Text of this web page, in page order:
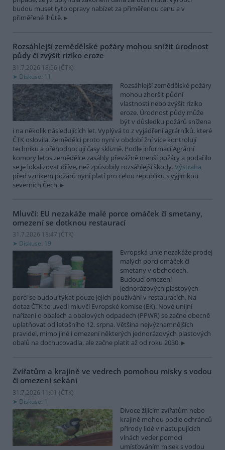
budou muset tyto opravy nabízet za přiměřenou cenu a v
přiměřené lhůtě.
Rozsáhlejší zemědělské požáry mohou snížit úrodnost
půdy či zvýšit riziko eroze
31.7.2026 18:56 (ČTK)
Diskuse: 11
Rozsáhlejší zemědělské požáry
mohou zhoršit půdní
vlastnosti nebo zvýšit riziko
eroze. Úrodnost půdy může
být v důsledku požárů snížena
i na několik následujících let. Vyplývá to z vyjádření agrárníků, které
ČTK oslovila. Zemědělci proto nyní v období žní více kontrolují
techniku a přehodnocují časy sklizně. Podle informací Agrární
komory letos zemědělce zasáhly převážně menší požáry a podařilo
se je lokalizovat dříve, než způsobily rozsáhlejší škody. Výstraha
před vznikem požárů nyní platí pro celou republiku s výjimkou
severních Čech.
Mluvčí: EU nezakáže malé porce omáček či smetany,
omezení se dotknou restaurací
31.7.2026 18:47 (ČTK)
Diskuse: 19
Evropská unie nezakáže prodej
malých porcí omáček či
smetany v obchodech.
Budoucí omezení
jednorázových plastových
porcí se budou týkat pouze jejich používání v restauracích. Na
dotaz ČTK to uvedl mluvčí Evropské komise (EK). Nové unijní
nařízení o obalech a obalových odpadech (PPWR) se začne obecně
uplatňovat od letošního 12. srpna. Většina nejvýznamnějších
pravidel, mimo jiné i omezení některých jednorázových plastových
obalů na dochucovadla, ale začne platit až od roku 2030.
Zvířatům a krajině ve vedrech pomohou misky s vodou
či omezení sekání
31.7.2026 11:01 (ČTK)
Diskuse: 1
Divoce žijícím zvířatům nebo
krajině mohou podle ochránců
přírody lidé v nastupujících
vlnách veder pomoci
umísťováním misek s vodou